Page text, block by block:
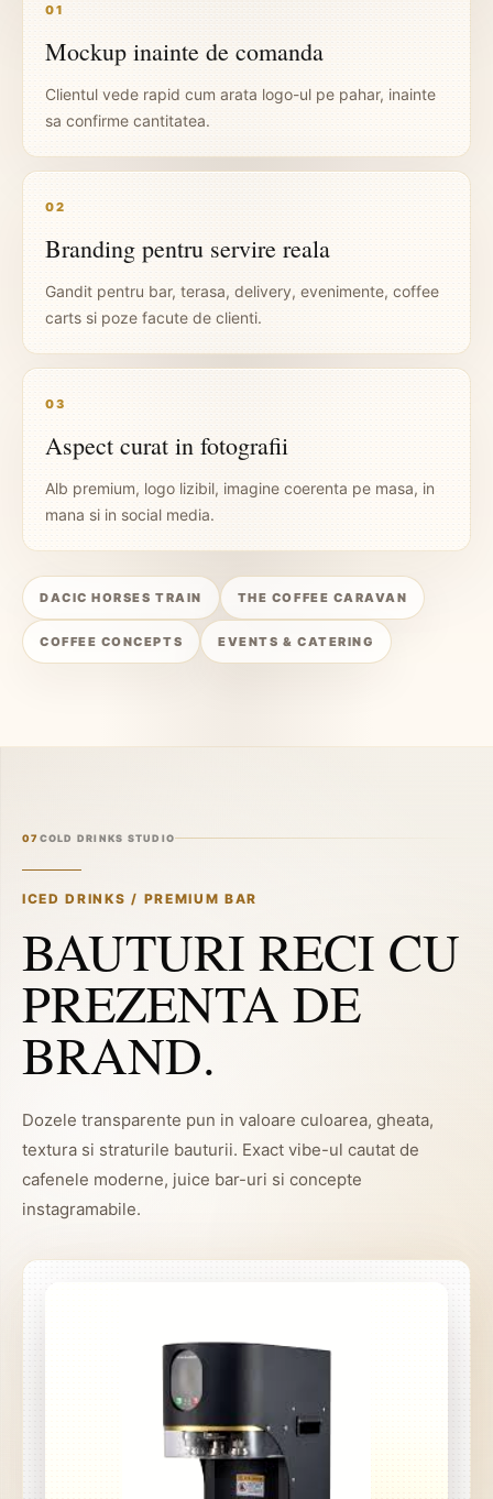
01
Mockup inainte de comanda
Clientul vede rapid cum arata logo-ul pe pahar, inainte
sa confirme cantitatea.
02
Branding pentru servire reala
Gandit pentru bar, terasa, delivery, evenimente, coffee
carts si poze facute de clienti.
03
Aspect curat in fotografii
Alb premium, logo lizibil, imagine coerenta pe masa, in
mana si in social media.
DACIC HORSES TRAIN THE COFFEE CARAVAN
COFFEE CONCEPTS EVENTS & CATERING
07COLD DRINKS STUDIO
ICED DRINKS / PREMIUM BAR
BAUTURI RECI CU
PREZENTA DE
BRAND.
Dozele transparente pun in valoare culoarea, gheata,
textura si straturile bauturii. Exact vibe-ul cautat de
cafenele moderne, juice bar-uri si concepte
instagramabile.